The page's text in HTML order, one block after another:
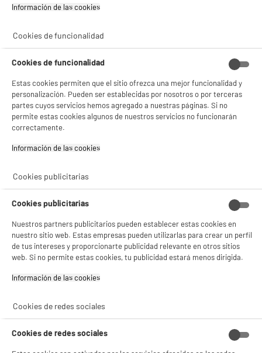
★★★★★
★★★★★
RESPUESTAS
5 TIENDAS A TU SERVICIO
ENVÍO Y RECOGIDA
Recogida en 1h:Gratuita
Envío a domicilio: 3 - 5 días laborables
ESTAMOS EN CONTACTO
Información de las cookies‎
Cookies de funcionalidad
Cookies de funcionalidad
Estas cookies permiten que el sitio ofrezca una mejor funcionalidad y
personalización. Pueden ser establecidas por nosotros o por terceras
partes cuyos servicios hemos agregado a nuestras páginas. Si no
permite estas cookies algunos de nuestros servicios no funcionarán
correctamente.
Información de las cookies‎
Cookies publicitarias
Cookies publicitarias
Nuestros partners publicitarios pueden establecer estas cookies en
nuestro sitio web. Estas empresas pueden utilizarlas para crear un perfil
de tus intereses y proporcionarte publicidad relevante en otros sitios
web. Si no permite estas cookies, tu publicidad estará menos dirigida.
Información de las cookies‎
Cookies de redes sociales
Cookies de redes sociales